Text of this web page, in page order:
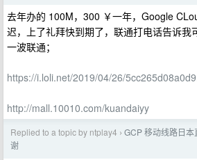
去年办的 100M，300 ￥一年，Google
迟，上了礼拜快到期了，联通打电话告诉我
一波联通；
https://i.loli.net/2019/04/26/
http://mall.10010.com/kuandaiyy
Replied to a topic by ntplay4 › GCP 移动线路日本
谢